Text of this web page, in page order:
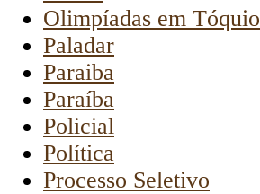
Olimpíadas em Tóquio
Paladar
Paraiba
Paraíba
Policial
Política
Processo Seletivo